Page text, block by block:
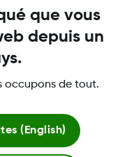
que vous
depuis un
occupons de tout.
(English)